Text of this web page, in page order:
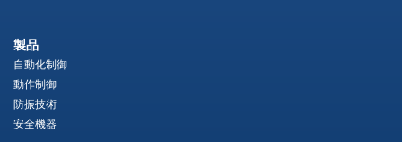
製品
自動化制御
動作制御
防振技術
安全機器